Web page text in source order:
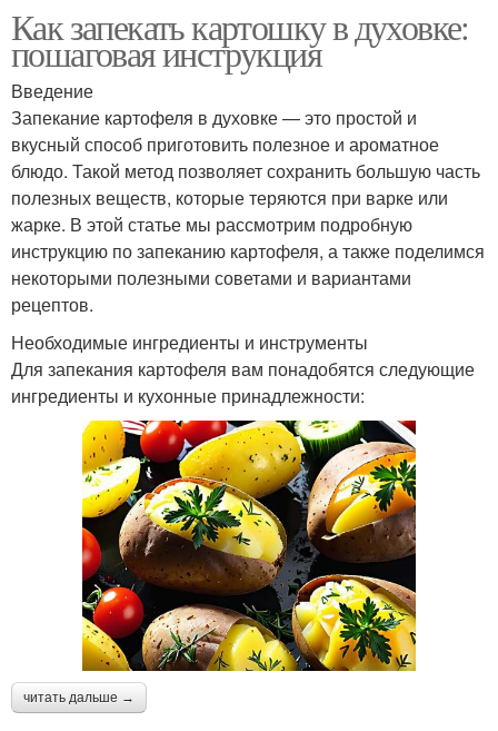
Как запекать картошку в духовке:
пошаговая инструкция
Введение
Запекание картофеля в духовке — это простой и
вкусный способ приготовить полезное и ароматное
блюдо. Такой метод позволяет сохранить большую часть
полезных веществ, которые теряются при варке или
жарке. В этой статье мы рассмотрим подробную
инструкцию по запеканию картофеля, а также поделимся
некоторыми полезными советами и вариантами
рецептов.
Необходимые ингредиенты и инструменты
Для запекания картофеля вам понадобятся следующие
ингредиенты и кухонные принадлежности:
читать дальше →